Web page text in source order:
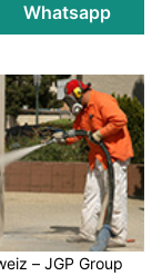
Whatsapp
– JGP Group